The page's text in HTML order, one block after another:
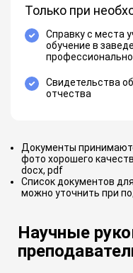
Только при
Справку с места
обучение в
Свидетельства
отчества
Документы
фото хорошего
docx, pdf
Список документов
можно уточнить при
Научные